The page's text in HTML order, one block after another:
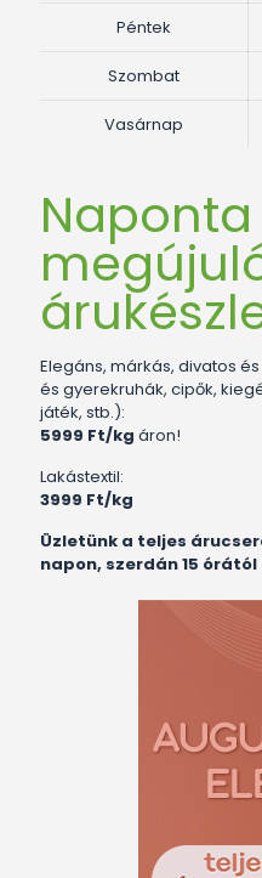
Péntek
Szombat
Vasárnap
Naponta
Elegáns, márkás, divatos
és gyerekruhák, cipők,
játék, stb.):
5999 Ft/kg áron!
Lakástextil:
3999 Ft/kg
Üzletünk a teljes
napon, szerdán 15 órától